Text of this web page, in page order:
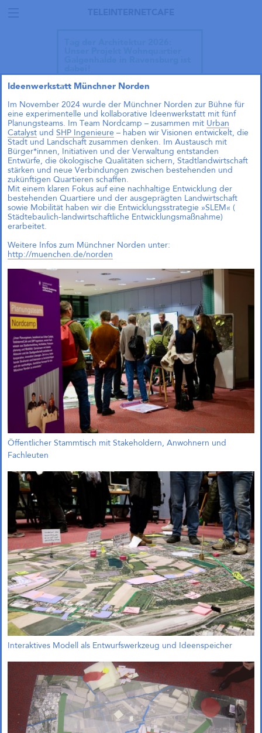
Talk im DAZ: „Wie geht
Wohnraumproduktion
Andreas Krauth diskutiert im Talk
„Wie geht Wohnraumproduktion
einfach?“ im Deutschen
Architekturzentrum (DAZ) am
28.05.2026 um 19 Uhr und stellt
als Input das
Genossenschaftsprojekt Das große
kleine Haus vor.
Richtfest für Das große kleine
Haus im Kreativquartier
München
Das große kleine Haus,
München (Objektplanung)
Ideenwerkstatt Münchner Norden
Im November 2024 wurde der Münchner Norden zur Bühne für
eine experimentelle und kollaborative Ideenwerkstatt mit fünf
Planungsteams. Im Team Nordcamp – zusammen mit Urban
Catalyst und SHP Ingenieure – haben wir Visionen entwickelt, die
Stadt und Landschaft zusammen denken. Im Austausch mit
Bürger*innen, Initiativen und der Verwaltung entstanden
Entwürfe, die ökologische Qualitäten sichern, Stadtlandwirtschaft
stärken und neue Verbindungen zwischen bestehenden und
zukünftigen Quartieren schaffen.
Mit einem klaren Fokus auf eine nachhaltige Entwicklung der
bestehenden Quartiere und der ausgeprägten Landwirtschaft
sowie Mobilität haben wir die Entwicklungsstrategie »SLEM« (
Städtebaulich-landwirtschaftliche Entwicklungsmaßnahme)
erarbeitet.
Weitere Infos zum Münchner Norden unter:
http://muenchen.de/norden
Öffentlicher Stammtisch mit Stakeholdern, Anwohnern und
Fachleuten
Interaktives Modell als Entwurfswerkzeug und Ideenspeicher